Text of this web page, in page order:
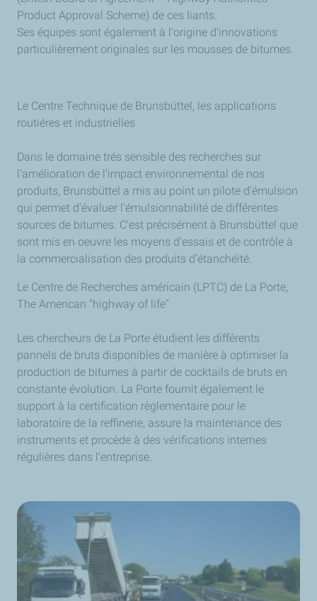
Product Approval Scheme) de ces liants.
Ses équipes sont également à l'origine d'innovations
particulièrement originales sur les mousses de bitumes.
Le Centre Technique de Brunsbüttel, les applications
routiéres et industrielles
Dans le domaine trés sensible des recherches sur
l'amélioration de l'impact environnemental de nos
produits, Brunsbüttel a mis au point un pilote d'émulsion
qui permet d'évaluer l'émulsionnabilité de différentes
sources de bitumes. C'est précisément à Brunsbüttel que
sont mis en oeuvre les moyens d'essais et de contrôle à
la commercialisation des produits d'étanchéité.
Le Centre de Recherches américain (LPTC) de La Porte,
The American "highway of life"
Les chercheurs de La Porte étudient les différents
pannels de bruts disponibles de manière à optimiser la
production de bitumes à partir de cocktails de bruts en
constante évolution. La Porte fournit également le
support à la certification règlementaire pour le
laboratoire de la reffinerie, assure la maintenance des
instruments et procède à des vérifications internes
régulières dans l'entreprise.